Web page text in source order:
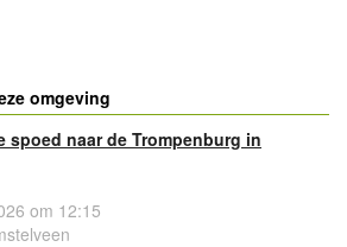
omgeving
spoed naar de Trompenburg in
om 12:15